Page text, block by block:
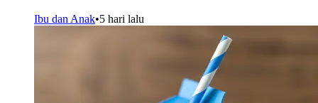
Ibu dan Anak•5 hari lalu